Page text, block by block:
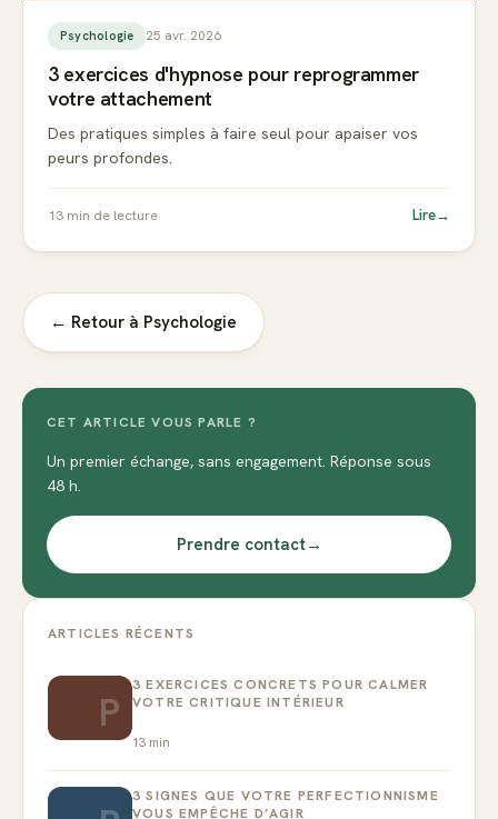
Psychologie 25 avr. 2026
3 exercices d'hypnose pour reprogrammer
votre attachement
Des pratiques simples à faire seul pour apaiser vos
peurs profondes.
13 min de lecture Lire→
← Retour à Psychologie
CET ARTICLE VOUS PARLE ?
Un premier échange, sans engagement. Réponse sous
48 h.
Prendre contact→
ARTICLES RÉCENTS
P
3 EXERCICES CONCRETS POUR CALMER
VOTRE CRITIQUE INTÉRIEUR
13 min
3 SIGNES QUE VOTRE PERFECTIONNISME
VOUS EMPÊCHE D’AGIR